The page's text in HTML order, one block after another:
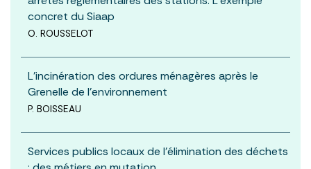
concret du Siaap
O. ROUSSELOT
L’incinération des ordures ménagères après le
Grenelle de l’environnement
P. BOISSEAU
Services publics locaux de l’élimination des déchets